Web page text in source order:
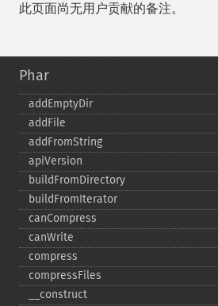
此页面尚无用户贡献的备注。
Phar
addEmptyDir
addFile
addFromString
apiVersion
buildFromDirectory
buildFromIterator
canCompress
canWrite
compress
compressFiles
_​_​construct